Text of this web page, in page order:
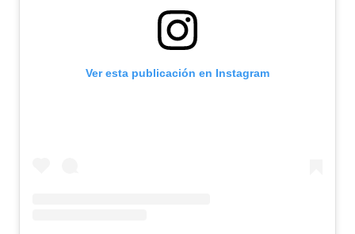
Ver esta publicación en Instagram